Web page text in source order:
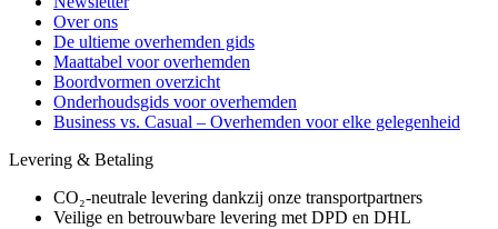
Over ons
De ultieme overhemden gids
Maattabel voor overhemden
Boordvormen overzicht
Onderhoudsgids voor overhemden
Business vs. Casual – Overhemden voor elke gelegenheid
Levering & Betaling
CO₂-neutrale levering dankzij onze transportpartners
Veilige en betrouwbare levering met DPD en DHL